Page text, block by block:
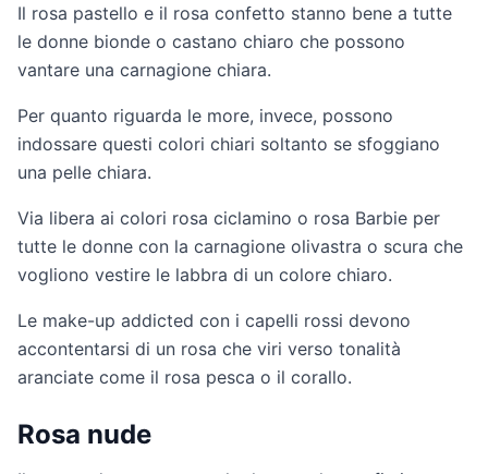
Il rosa pastello e il rosa confetto stanno bene a tutte
le donne bionde o castano chiaro che possono
vantare una carnagione chiara.
Per quanto riguarda le more, invece, possono
indossare questi colori chiari soltanto se sfoggiano
una pelle chiara.
Via libera ai colori rosa ciclamino o rosa Barbie per
tutte le donne con la carnagione olivastra o scura che
vogliono vestire le labbra di un colore chiaro.
Le make-up addicted con i capelli rossi devono
accontentarsi di un rosa che viri verso tonalità
aranciate come il rosa pesca o il corallo.
Rosa nude